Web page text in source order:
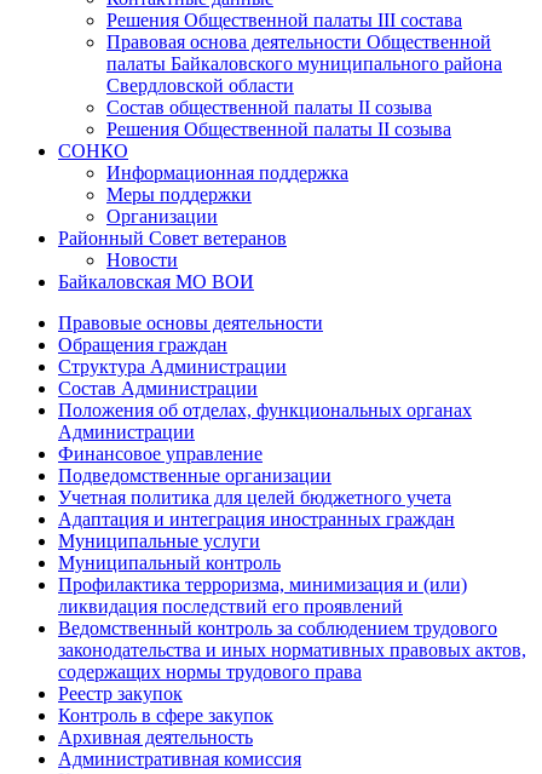
Решения Общественной палаты III состава
Правовая основа деятельности Общественной
палаты Байкаловского муниципального района
Свердловской области
Состав общественной палаты II созыва
Решения Общественной палаты II созыва
СОНКО
Информационная поддержка
Меры поддержки
Организации
Районный Совет ветеранов
Новости
Байкаловская МО ВОИ
Правовые основы деятельности
Обращения граждан
Структура Администрации
Состав Администрации
Положения об отделах, функциональных органах
Администрации
Финансовое управление
Подведомственные организации
Учетная политика для целей бюджетного учета
Адаптация и интеграция иностранных граждан
Муниципальные услуги
Муниципальный контроль
Профилактика терроризма, минимизация и (или)
ликвидация последствий его проявлений
Ведомственный контроль за соблюдением трудового
законодательства и иных нормативных правовых актов,
содержащих нормы трудового права
Реестр закупок
Контроль в сфере закупок
Архивная деятельность
Административная комиссия